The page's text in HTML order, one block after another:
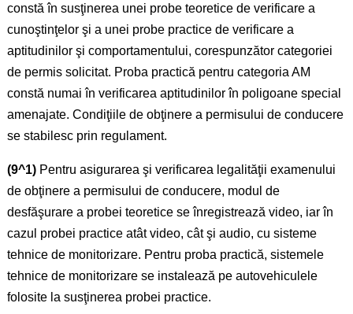
constă în susţinerea unei probe teoretice de verificare a
cunoştinţelor şi a unei probe practice de verificare a
aptitudinilor şi comportamentului, corespunzător categoriei
de permis solicitat. Proba practică pentru categoria AM
constă numai în verificarea aptitudinilor în poligoane special
amenajate. Condiţiile de obţinere a permisului de conducere
se stabilesc prin regulament.
(9^1)Pentru asigurarea şi verificarea legalităţii examenului
de obţinere a permisului de conducere, modul de
desfăşurare a probei teoretice se înregistrează video, iar în
cazul probei practice atât video, cât şi audio, cu sisteme
tehnice de monitorizare. Pentru proba practică, sistemele
tehnice de monitorizare se instalează pe autovehiculele
folosite la susţinerea probei practice.